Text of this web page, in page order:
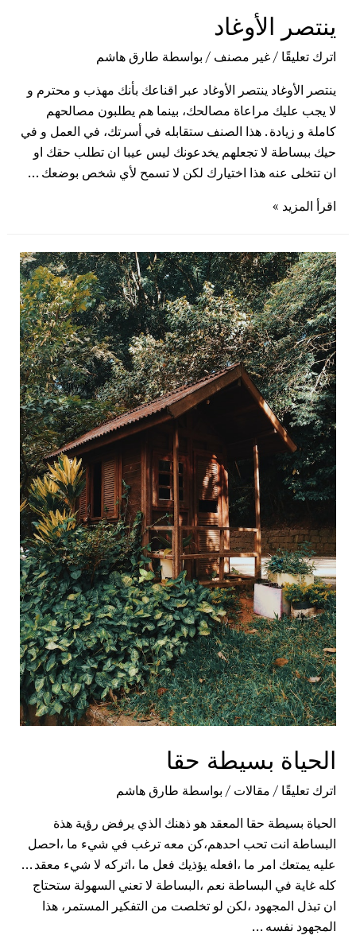
ينتصر الأوغاد
اترك تعليقًا /غير مصنف / بواسطة طارق هاشم
ينتصر الأوغاد ينتصر الأوغاد عبر اقناعك بأنك مهذب و محترم و
لا يجب عليك مراعاة مصالحك، بينما هم يطلبون مصالحهم
كاملة و زيادة . هذا الصنف ستقابله في أسرتك، في العمل و في
حيك ببساطة لا تجعلهم يخدعونك ليس عيبا ان تطلب حقك او
ان تتخلى عنه هذا اختيارك لكن لا تسمح لأي شخص بوضعك …
اقرأ المزيد »
الحياة بسيطة حقا
اترك تعليقًا / مقالات / بواسطة طارق هاشم
الحياة بسيطة حقا المعقد هو ذهنك الذي يرفض رؤية هذة
البساطة انت تحب احدهم،كن معه ترغب في شيء ما ،احصل
عليه يمتعك امر ما ،افعله يؤذيك فعل ما ،اتركه لا شيء معقد …
كله غاية في البساطة نعم ،البساطة لا تعني السهولة ستحتاج
ان تبذل المجهود ،لكن لو تخلصت من التفكير المستمر، هذا
المجهود نفسه …